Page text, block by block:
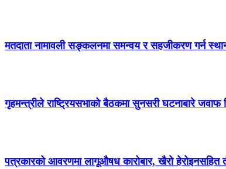
मतदाता नामावली सङ्कलनमा समन्वय र सहजीकरण गर्न
गृहमन्त्रीले राष्ट्रियसभाको बैठकमा सुनसरी घटनाबारे जवाफ
पत्रकारको आवरणमा लागूऔषध कारोबार, खैरो हेरोइनसहित